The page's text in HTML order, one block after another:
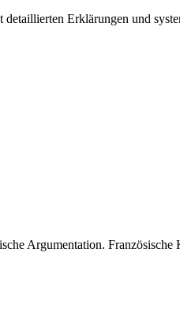
Erklärungen und
Argumentation. Französische